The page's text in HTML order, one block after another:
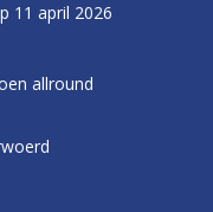
11 april 2026
allround